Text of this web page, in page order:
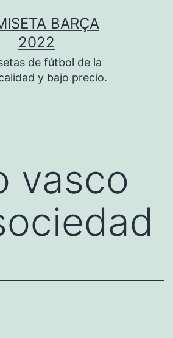
BARÇA
2022
de fútbol de la
y bajo precio.
vasco